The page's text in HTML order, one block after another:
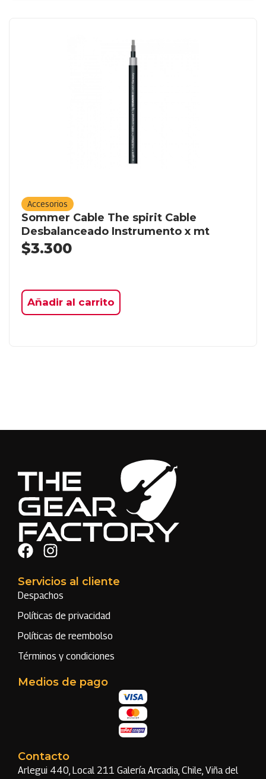
Accesorios
Sommer Cable The spirit Cable
Desbalanceado Instrumento x mt
$3.300
Añadir al carrito
Servicios al cliente
Despachos
Políticas de privacidad
Políticas de reembolso
Términos y condiciones
Medios de pago
Contacto
Arlegui 440, Local 211 Galería Arcadia, Chile, Viña del